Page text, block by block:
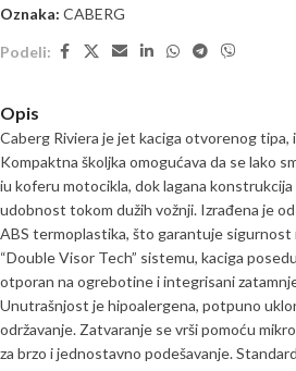
Oznaka: CABERG
Podeli:
Opis
Caberg Riviera je jet kaciga otvorenog tipa,
Kompaktna školjka omogućava da se lako
iu koferu motocikla, dok lagana
udobnost tokom dužih vožnji. Izrađena je
ABS termoplastika, što garantuje
“Double Visor Tech” sistemu, kaciga
otporan na ogrebotine i integrisani
Unutrašnjost je hipoalergena, potpuno
održavanje. Zatvaranje se vrši pomoću
za brzo i jednostavno podešavanje.